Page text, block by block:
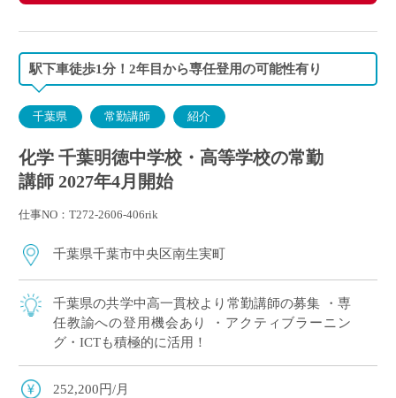
駅下車徒歩1分！2年目から専任登用の可能性有り
千葉県 常勤講師 紹介
化学 千葉明徳中学校・高等学校の常勤
講師 2027年4月開始
仕事NO：T272-2606-406rik
千葉県千葉市中央区南生実町
千葉県の共学中高一貫校より常勤講師の募集 ・専
任教諭への登用機会あり ・アクティブラーニン
グ・ICTも積極的に活用！
252,200円/月